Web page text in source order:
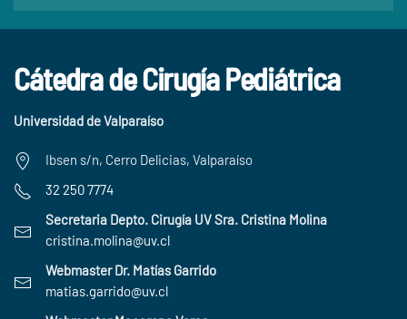
Cátedra de Cirugía Pediátrica
Universidad de Valparaíso
Ibsen s/n, Cerro Delicias, Valparaíso
32 250 7774
Secretaria Depto. Cirugía UV Sra. Cristina Molina
cristina.molina@uv.cl
Webmaster Dr. Matías Garrido
matias.garrido@uv.cl